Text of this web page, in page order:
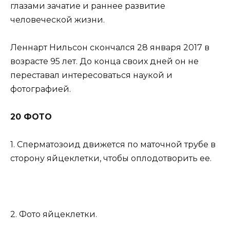
глазами зачатие и раннее развитие
человеческой жизни.
Леннарт Нильсон скончался 28 января 2017 в
возрасте 95 лет. До конца своих дней он не
переставал интересоваться наукой и
фотографией.
20 ФОТО
1. Сперматозоид движется по маточной трубе в
сторону яйцеклетки, чтобы оплодотворить ее.
2. Фото яйцеклетки.